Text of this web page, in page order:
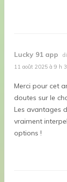
Lucky 91 app
11 août 2025 à 9 h
Merci pour cet
doutes sur le
Les avantages
vraiment
options !